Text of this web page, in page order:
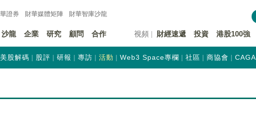
證券 財華媒體矩陣 財華智庫沙龍
沙龍 企業 研究 顧問 合作 視頻 財經速遞 投資 港股100強
美股解碼 股評 研報 專訪 活動 Web3 Space專欄 社區 商協會 CAGA